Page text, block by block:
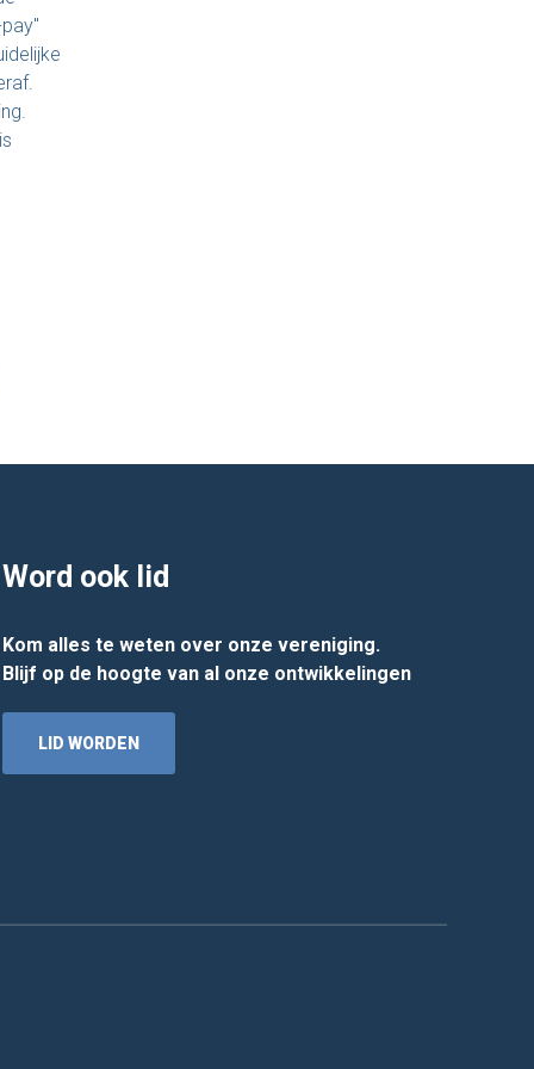
Word ook lid
Kom alles te weten over onze vereniging.
Blijf op de hoogte van al onze ontwikkelingen
LID WORDEN